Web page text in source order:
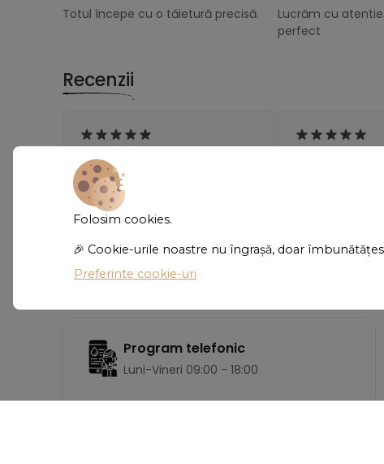
Folosim cookies.
🎉 Cookie-urile noastre nu îngrașă, doar
Preferinte cookie-uri
Totul începe cu o tăietură precisă.
Lucrăm cu
perfect
Recenzii
"Super comozi! Nu mă așteptam
să îmi placă chiar atât de mult.
Îi port aproape zilnic."
- Ioana Cîrstea - Carmen
Program telefonic
Luni-Vineri 09:00 - 18:00